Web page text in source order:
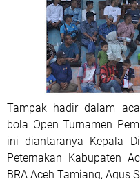
Tampak hadir dalam
bola Open Turnamen
ini diantaranya Kepala
Peternakan Kabupaten
BRA Aceh Tamiang, Agus